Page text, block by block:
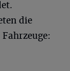
die